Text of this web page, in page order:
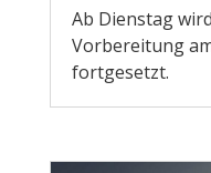
Ab Dienstag
Vorbereitung
fortgesetzt.